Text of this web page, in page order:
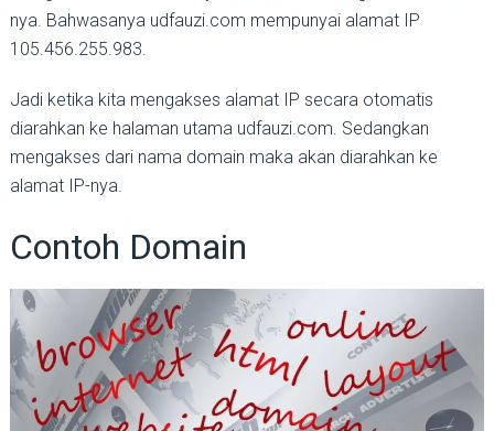
nya. Bahwasanya udfauzi.com mempunyai alamat IP
105.456.255.983.
Jadi ketika kita mengakses alamat IP secara otomatis
diarahkan ke halaman utama udfauzi.com. Sedangkan
mengakses dari nama domain maka akan diarahkan ke
alamat IP-nya.
Contoh Domain